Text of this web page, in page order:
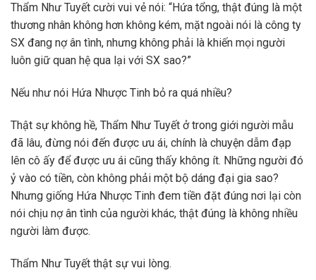
Thẩm Như Tuyết cười vui vẻ nói: “Hứa tổng, thật đúng là một
thương nhân không hơn không kém, mặt ngoài nói là công ty
SX đang nợ ân tình, nhưng không phải là khiến mọi người
luôn giữ quan hệ qua lại với SX sao?”
Nếu như nói Hứa Nhược Tinh bỏ ra quá nhiều?
Thật sự không hề, Thẩm Như Tuyết ở trong giới người mẫu
đã lâu, đừng nói đến được ưu ái, chính là chuyện dẫm đạp
lên cô ấy để được ưu ái cũng thấy không ít. Những người đó
ỷ vào có tiền, còn không phải một bộ dáng đại gia sao?
Nhưng giống Hứa Nhược Tinh đem tiền đặt đúng nơi lại còn
nói chịu nợ ân tình của người khác, thật đúng là không nhiều
người làm được.
Thẩm Như Tuyết thật sự vui lòng.